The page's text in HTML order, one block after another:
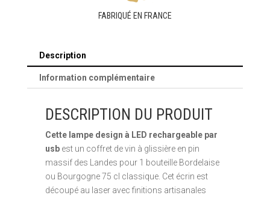
FABRIQUÉ EN FRANCE
Description
Information complémentaire
DESCRIPTION DU PRODUIT
Cette lampe design à LED rechargeable par
usbest un coffret de vin à glissière en pin
massif des Landes pour 1 bouteille Bordelaise
ou Bourgogne 75 cl classique. Cet écrin est
découpé au laser avec finitions artisanales